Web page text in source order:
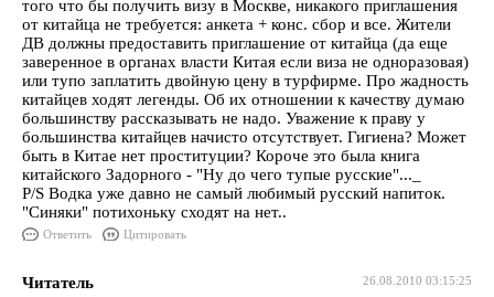
того что бы получить визу в Москве, никакого приглашения
от китайца не требуется: анкета + конс. сбор и все. Жители
ДВ должны предоставить приглашение от китайца (да еще
заверенное в органах власти Китая если виза не одноразовая)
или тупо заплатить двойную цену в турфирме. Про жадность
китайцев ходят легенды. Об их отношении к качеству думаю
большинству рассказывать не надо. Уважение к праву у
большинства китайцев начисто отсутствует. Гигиена? Может
быть в Китае нет проституции? Короче это была книга
китайского Задорного - "Ну до чего тупые русские"..._
P/S Водка уже давно не самый любимый русский напиток.
"Синяки" потихоньку сходят на нет..
Ответить Цитировать
26.08.2010 03:15:25
Читатель